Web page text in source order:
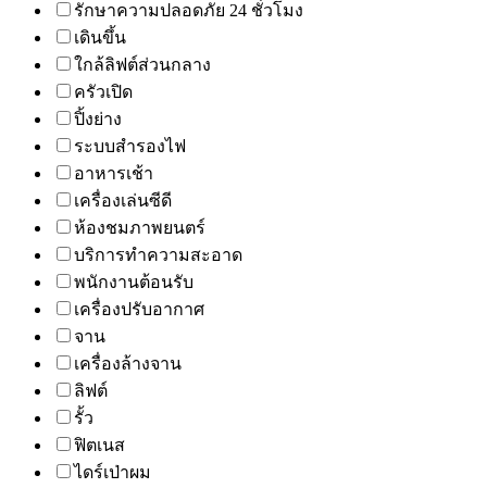
รักษาความปลอดภัย 24 ชั่วโมง
เดินขึ้น
ใกล้ลิฟต์ส่วนกลาง
ครัวเปิด
ปิ้งย่าง
ระบบสำรองไฟ
อาหารเช้า
เครื่องเล่นซีดี
ห้องชมภาพยนตร์
บริการทำความสะอาด
พนักงานต้อนรับ
เครื่องปรับอากาศ
จาน
เครื่องล้างจาน
ลิฟต์
รั้ว
ฟิตเนส
ไดร์เป่าผม